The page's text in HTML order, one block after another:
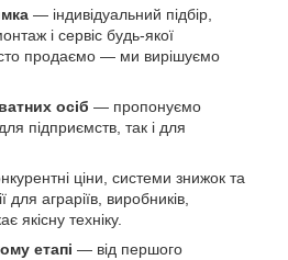
— індивідуальний підбір,
і сервіс будь-якої
продаємо — ми вирішуємо
осіб — пропонуємо
підприємств, так і для
ціни, системи знижок та
для аграріїв, виробників,
якісну техніку.
етапі — від першого